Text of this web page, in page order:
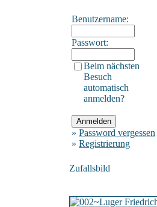
Benutzername:
Passwort:
Beim nächsten
Besuch
automatisch
anmelden?
» Password vergessen
» Registrierung
Zufallsbild